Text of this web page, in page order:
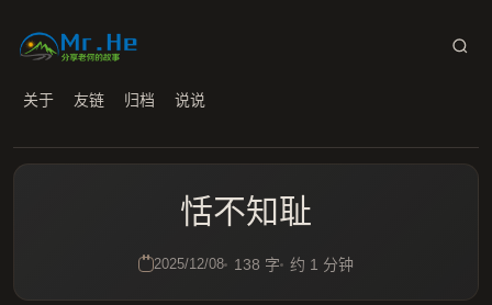
关于 友链 归档 说说
恬不知耻
2025/12/08 138 字 约 1 分钟